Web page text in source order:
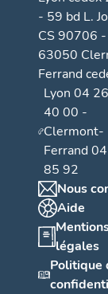
- 59 bd L.
CS 90706 -
63050
Ferrand
Lyon 04
40 00 -
Clermont-
Ferrand
85 92
Nous
Aide
légales
Politique